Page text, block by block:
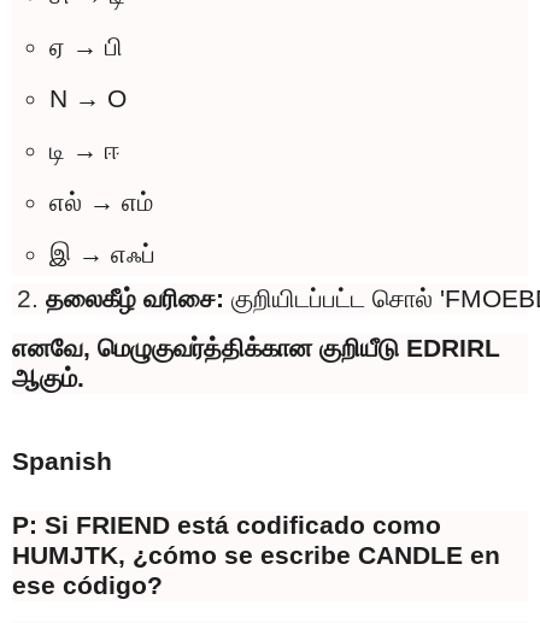
ஏ → பி
N → O
டி → ஈ
எல் → எம்
இ → எஃப்
தலைகீழ் வரிசை: குறியிடப்பட்ட சொல்
எனவே, மெழுகுவர்த்திக்கான குறியீடு EDRIRL
ஆகும்.
Spanish
P: Si FRIEND está codificado como
HUMJTK, ¿cómo se escribe CANDLE en
ese código?